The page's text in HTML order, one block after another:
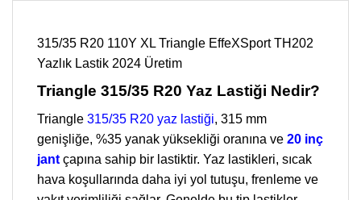
315/35 R20 110Y XL Triangle EffeXSport TH202
Yazlık Lastik 2024 Üretim
Triangle 315/35 R20 Yaz Lastiği Nedir?
Triangle 315/35 R20 yaz lastiği, 315 mm
genişliğe, %35 yanak yüksekliği oranına ve 20 inç
jant çapına sahip bir lastiktir. Yaz lastikleri, sıcak
hava koşullarında daha iyi yol tutuşu, frenleme ve